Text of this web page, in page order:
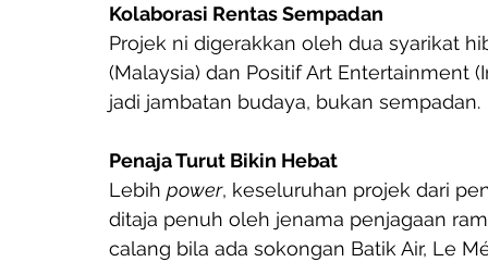
Kolaborasi Rentas Sempadan
Projek ni digerakkan oleh dua syarikat
(Malaysia) dan Positif Art Entertainment
jadi jambatan budaya, bukan sempadan.
Penaja Turut Bikin Hebat
Lebih power, keseluruhan projek dari
ditaja penuh oleh jenama penjagaan
calang bila ada sokongan Batik Air, Le